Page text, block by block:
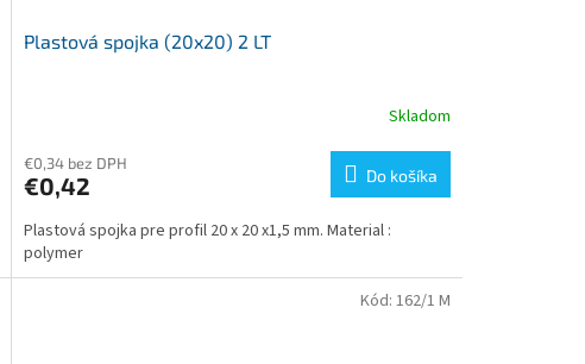
Plastová spojka (20x20) 2 LT
produktu
je
z
5
hviezdičiek.
Skladom
€0,34 bez DPH
€0,42 Do košíka
Plastová spojka pre profil 20 x 20 x1,5 mm. Material :
polymer
Kód: 162/1 M